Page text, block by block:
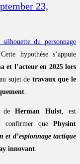
23,
silhouette du personnage
hypothèse s’appuie
et l’acteur en 2025 lors
sujet de travaux que le
.
deHerman Hulst, est
confirmer que Physint
et d’espionnage tactique
innovant.